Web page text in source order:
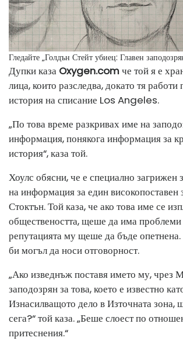
Гледайте „Голдън Стейт убиец: Главен
Дупки каза Oxygen.comче той я е
лица, които разследва, докато тя работи
история на списание Los Angeles.
„По това време разкривах име на
информация, понякога информация за
история“, каза той.
Хоулс обясни, че е специално загрижен
на информация за един високопоставен
Стоктън. Той каза, че ако това име се
обществеността, щеше да има проблеми
репутацията му щеше да бъде
би могъл да носи отговорност.
„Ако изведнъж поставя името му, чрез
заподозрян за това, което е известно
Изнасилващото дело в Източната зона,
сега?“ той каза. „Беше слоест по
притеснения.“